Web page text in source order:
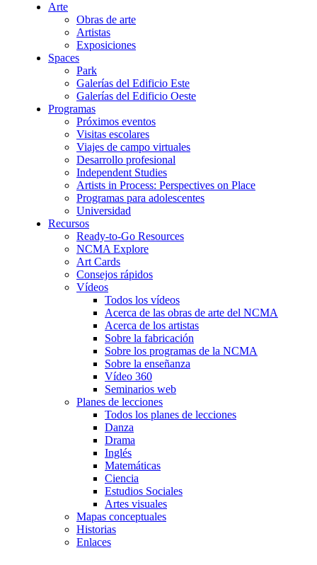
Arte
Obras de arte
Artistas
Exposiciones
Spaces
Park
Galerías del Edificio Este
Galerías del Edificio Oeste
Programas
Próximos eventos
Visitas escolares
Viajes de campo virtuales
Desarrollo profesional
Independent Studies
Artists in Process: Perspectives on Place
Programas para adolescentes
Universidad
Recursos
Ready-to-Go Resources
NCMA Explore
Art Cards
Consejos rápidos
Vídeos
Todos los vídeos
Acerca de las obras de arte del NCMA
Acerca de los artistas
Sobre la fabricación
Sobre los programas de la NCMA
Sobre la enseñanza
Vídeo 360
Seminarios web
Planes de lecciones
Todos los planes de lecciones
Danza
Drama
Inglés
Matemáticas
Ciencia
Estudios Sociales
Artes visuales
Mapas conceptuales
Historias
Enlaces